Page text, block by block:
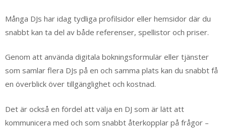
Många DJs har idag tydliga profilsidor eller hemsidor där du
snabbt kan ta del av både referenser, spellistor och priser.
Genom att använda digitala bokningsformulär eller tjänster
som samlar flera DJs på en och samma plats kan du snabbt få
en överblick över tillgänglighet och kostnad.
Det är också en fördel att välja en DJ som är lätt att
kommunicera med och som snabbt återkopplar på frågor –